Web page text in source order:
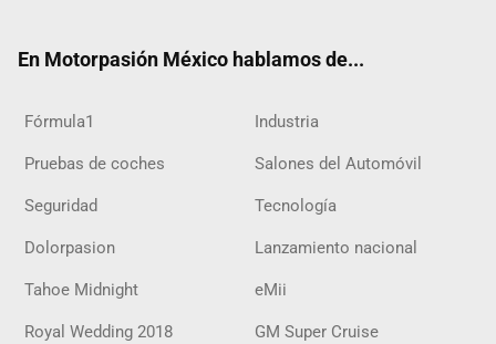
En Motorpasión México hablamos de...
Fórmula1 Industria
Pruebas de coches Salones del Automóvil
Seguridad Tecnología
Dolorpasion Lanzamiento nacional
Tahoe Midnight eMii
Royal Wedding 2018 GM Super Cruise